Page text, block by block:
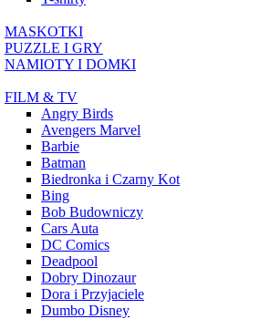
MASKOTKI
PUZZLE I GRY
NAMIOTY I DOMKI
FILM & TV
Angry Birds
Avengers Marvel
Barbie
Batman
Biedronka i Czarny Kot
Bing
Bob Budowniczy
Cars Auta
DC Comics
Deadpool
Dobry Dinozaur
Dora i Przyjaciele
Dumbo Disney